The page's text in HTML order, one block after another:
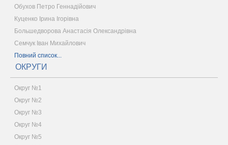
Обухов Петро Геннадійович
Куценко Ірина Ігорівна
Большедворова Анастасія Олександрівна
Семчук Іван Михайлович
Повний список...
ОКРУГИ
Округ №1
Округ №2
Округ №3
Округ №4
Округ №5